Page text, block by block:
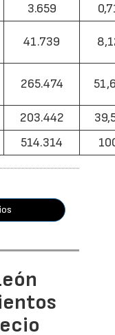
3.659
41.739
265.474
203.442
514.314